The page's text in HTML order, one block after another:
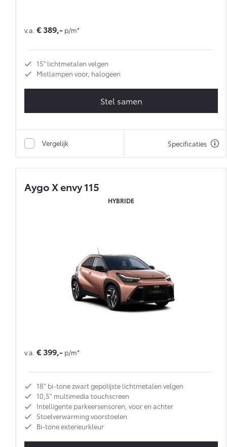
v.a. € 389,- p/m*
15'' lichtmetalen velgen
Mistlampen voor, halogeen
Stel samen
Vergelijk Specificaties
Aygo X envy 115
HYBRIDE
v.a. € 399,- p/m*
18" bi-tone zwart gepolijste lichtmetalen velgen
10,5" multimedia touchscreen
Intelligente parkeersensoren, voor en achter
Stoelverwarming voorstoelen
Bi-tone exterieurkleur